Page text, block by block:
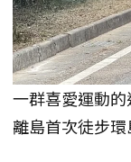
一群喜愛運動
離島首次徒步